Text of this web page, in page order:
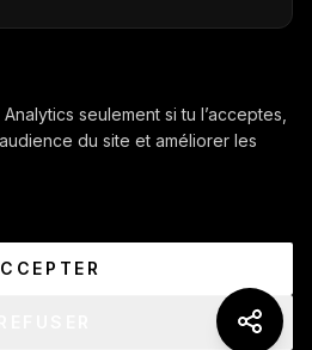
seulement si tu l’acceptes,
du site et améliorer les